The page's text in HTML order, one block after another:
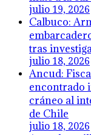
julio 19, 2026
Calbuco:
tras
julio 18, 2026
Ancud:
encontrado
cráneo al
de Chile
julio 18, 2026